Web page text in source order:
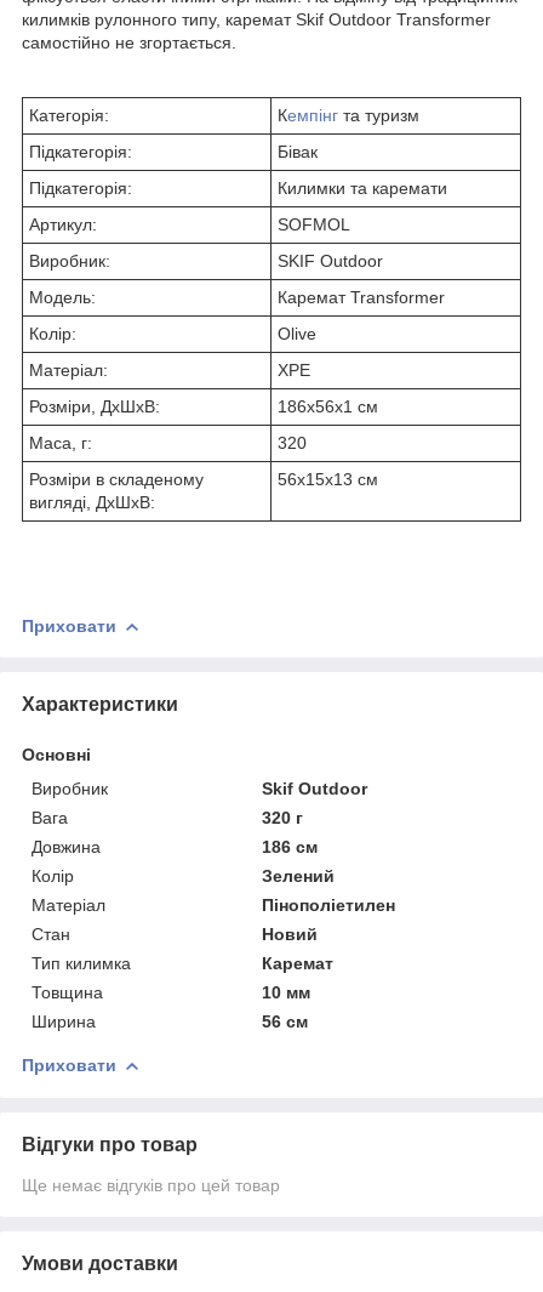
килимків рулонного типу, каремат Skif Outdoor Transformer
самостійно не згортається.
Категорія: Кемпінг та туризм
Підкатегорія:
Бівак
Підкатегорія:
Килимки та каремати
Артикул:
SOFMOL
Виробник:
SKIF Outdoor
Модель:
Каремат Transformer
Колір:
Olive
Матеріал:
XPE
Розміри, ДхШхВ:
186х56х1 см
Маса, г:
320
Розміри в складеному
вигляді, ДхШхВ:
56х15х13 см
Приховати
Характеристики
Основні
Виробник
Skif Outdoor
Вага
320 г
Довжина
186 см
Колір
Зелений
Матеріал
Пінополіетилен
Стан
Новий
Тип килимка
Каремат
Товщина
10 мм
Ширина
56 см
Приховати
Відгуки про товар
Ще немає відгуків про цей товар
Умови доставки